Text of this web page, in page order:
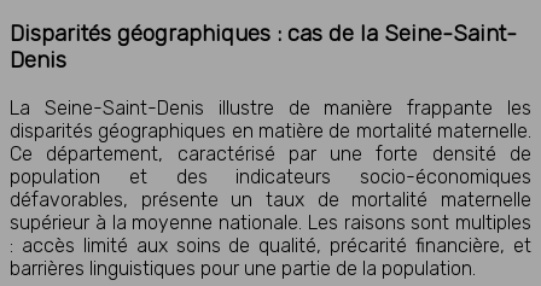
Disparités géographiques : cas de la Seine-Saint-
Denis
La Seine-Saint-Denis illustre de manière frappante les
disparités géographiques en matière de mortalité maternelle.
Ce département, caractérisé par une forte densité de
population et des indicateurs socio-économiques
défavorables, présente un taux de mortalité maternelle
supérieur à la moyenne nationale. Les raisons sont multiples
: accès limité aux soins de qualité, précarité financière, et
barrières linguistiques pour une partie de la population.